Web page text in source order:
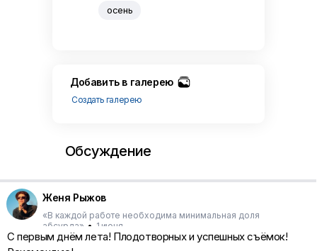
осень
Добавить в галерею
Создать галерею
Обсуждение
Женя Рыжов
«В каждой работе необходима минимальная доля
абсурда» • 1 июня
С первым днём лета! Плодотворных и успешных съёмок!